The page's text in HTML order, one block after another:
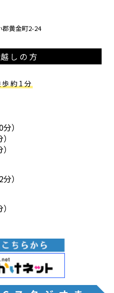
郡黄金町2-24
しの方
歩約1分
）
）